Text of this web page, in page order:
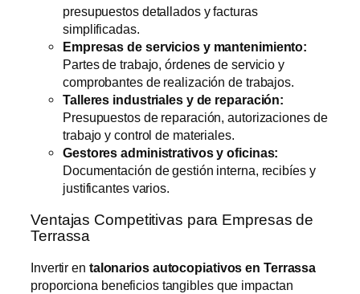
presupuestos detallados y facturas
simplificadas.
Empresas de servicios y mantenimiento:
Partes de trabajo, órdenes de servicio y
comprobantes de realización de trabajos.
Talleres industriales y de reparación:
Presupuestos de reparación, autorizaciones de
trabajo y control de materiales.
Gestores administrativos y oficinas:
Documentación de gestión interna, recibíes y
justificantes varios.
Ventajas Competitivas para Empresas de
Terrassa
Invertir en talonarios autocopiativos en Terrassa
proporciona beneficios tangibles que impactan